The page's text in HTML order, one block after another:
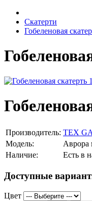
Скатерти
Гобеленовая
Производитель: TEX
Модель:
Аврора
Наличие:
Есть в
Доступные
Цвет